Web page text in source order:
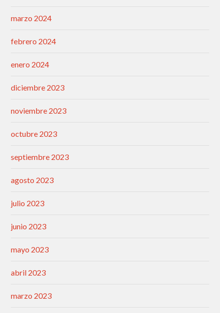
marzo 2024
febrero 2024
enero 2024
diciembre 2023
noviembre 2023
octubre 2023
septiembre 2023
agosto 2023
julio 2023
junio 2023
mayo 2023
abril 2023
marzo 2023